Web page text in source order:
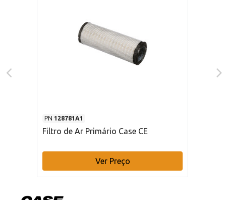
PN 128781A1
Filtro de Ar Primário Case CE
Ver Preço